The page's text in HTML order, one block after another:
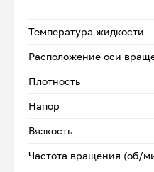
Температура жидкости
Расположение оси
Плотность
Напор
Вязкость
Частота вращения (об/